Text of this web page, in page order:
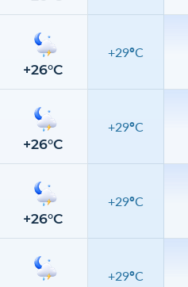
+26°C
+29°C
+26°C
+29°C
+26°C
+29°C
+29°C